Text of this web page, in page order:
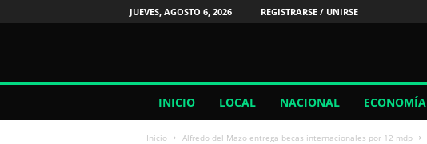
JUEVES, AGOSTO 6, 2026 REGISTRARSE / UNIRSE
/
INICIO LOCAL NACIONAL ECONOMÍA
Inicio Alfredo del Mazo entrega becas internacionales por 12 mdp